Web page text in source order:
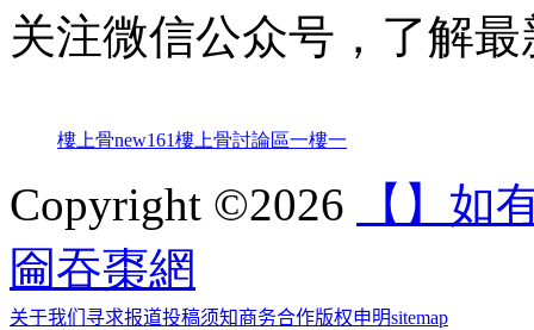
关注微信公众号，了解
樓上骨new161樓上骨討論區一樓一
Copyright ©2026
【】如
圇吞棗網
关于我们 寻求报道投稿须知商务合作版权申明sitemap